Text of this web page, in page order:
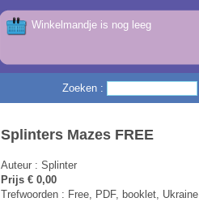
Winkelmandje is nog leeg
Zoeken :
Splinters Mazes FREE
Auteur : Splinter
Prijs € 0,00
Trefwoorden : Free, PDF, booklet, Ukraine